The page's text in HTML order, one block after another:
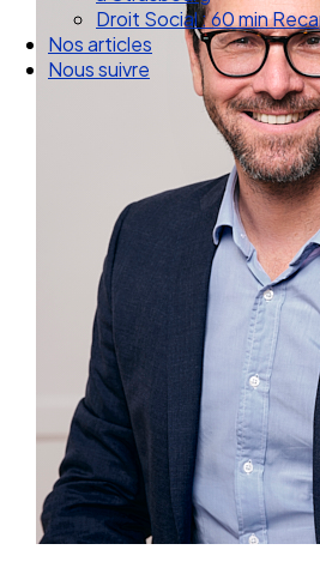
Nos articles
Nous suivre